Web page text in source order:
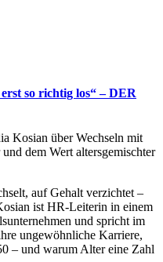
so richtig los“ – DER
Kosian über Wechseln mit
dem Wert altersgemischter
auf Gehalt verzichtet –
ist HR-Leiterin in einem
und spricht im
ungewöhnliche Karriere,
– und warum Alter eine Zahl